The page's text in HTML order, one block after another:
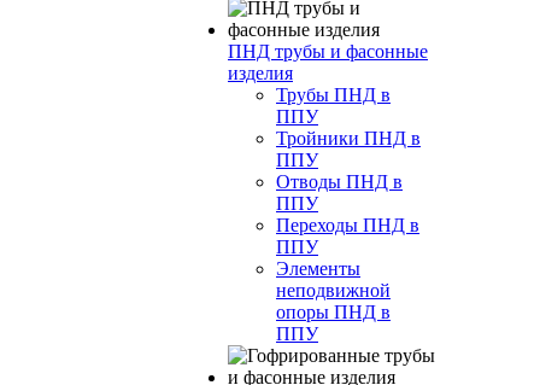
ПНД трубы и фасонные
изделия
Трубы ПНД в
ППУ
Тройники ПНД в
ППУ
Отводы ПНД в
ППУ
Переходы ПНД в
ППУ
Элементы
неподвижной
опоры ПНД в
ППУ